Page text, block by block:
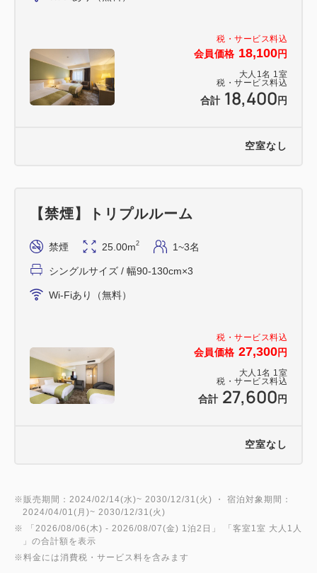
税・サービス料込
会員価格 18,100円
大人 1 名 1 室
税・サービス料込
合計 18,400 円
空室なし
税・サービス料込
会員価格 27,300円
大人 1 名 1 室
税・サービス料込
合計 27,600 円
【禁煙】トリプルルーム
禁煙 25.00m2 1~3名
シングルサイズ / 幅90-130cm×3
Wi-Fiあり（無料）
空室なし
※販売期間：2024/02/14(水)~ 2030/12/31(火) ・ 宿泊対象期間：
2024/04/01(月)~ 2030/12/31(火)
※ 「 2026/08/06(木) - 2026/08/07(金) 1泊2日 」 「客室1室 大人1人
」の合計額を表示
※料金には消費税・サービス料を含みます